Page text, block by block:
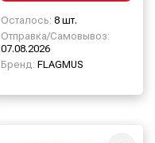
Осталось: 8 шт.
Отправка/Самовывоз:
07.08.2026
Бренд: FLAGMUS